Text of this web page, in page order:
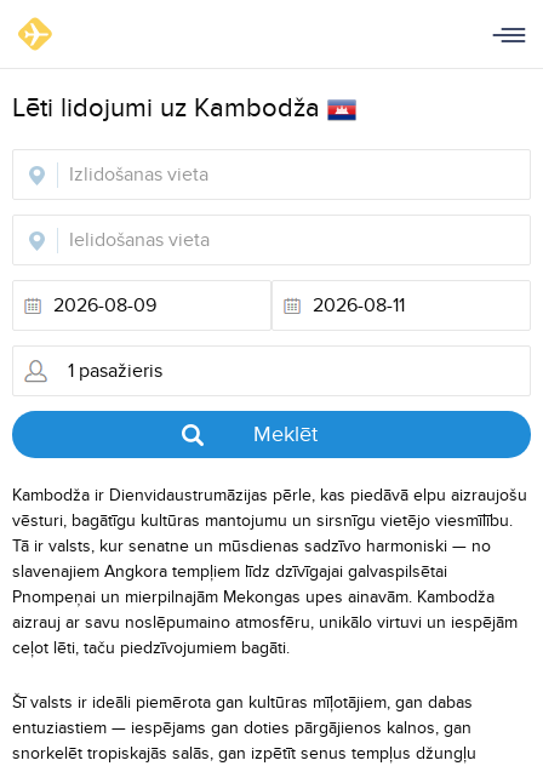
Lēti lidojumi uz Kambodža
Meklēt
Kambodža ir Dienvidaustrumāzijas pērle, kas piedāvā elpu aizraujošu
vēsturi, bagātīgu kultūras mantojumu un sirsnīgu vietējo viesmīlību.
Tā ir valsts, kur senatne un mūsdienas sadzīvo harmoniski — no
slavenajiem Angkora tempļiem līdz dzīvīgajai galvaspilsētai
Pnompeņai un mierpilnajām Mekongas upes ainavām. Kambodža
aizrauj ar savu noslēpumaino atmosfēru, unikālo virtuvi un iespējām
ceļot lēti, taču piedzīvojumiem bagāti.
Šī valsts ir ideāli piemērota gan kultūras mīļotājiem, gan dabas
entuziastiem — iespējams gan doties pārgājienos kalnos, gan
snorkelēt tropiskajās salās, gan izpētīt senus tempļus džungļu